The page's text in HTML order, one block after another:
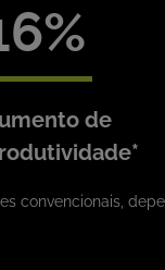
de
convencionais,